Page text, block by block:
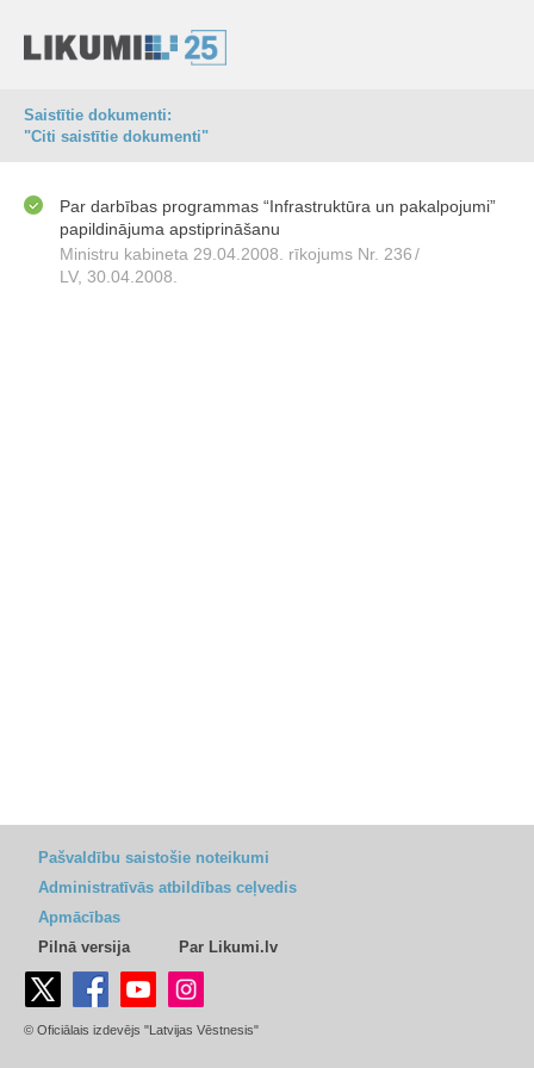
Saistītie dokumenti:
"Citi saistītie dokumenti"
Par darbības programmas “Infrastruktūra un pakalpojumi”
papildinājuma apstiprināšanu
Ministru kabineta 29.04.2008. rīkojums Nr. 236/
LV, 30.04.2008.
Pašvaldību saistošie noteikumi
Administratīvās atbildības ceļvedis
Apmācības
Pilnā versija
Par Likumi.lv
© Oficiālais izdevējs "Latvijas Vēstnesis"